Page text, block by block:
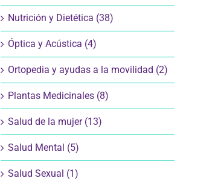
Nutrición y Dietética (38)
Óptica y Acústica (4)
Ortopedia y ayudas a la movilidad (2)
Plantas Medicinales (8)
Salud de la mujer (13)
Salud Mental (5)
Salud Sexual (1)